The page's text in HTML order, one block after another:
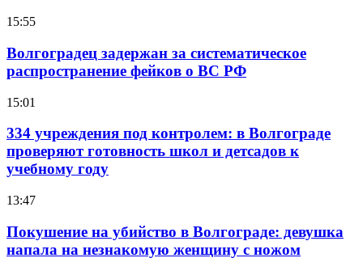
15:55
Волгоградец задержан за систематическое
распространение фейков о ВС РФ
15:01
334 учреждения под контролем: в Волгограде
проверяют готовность школ и детсадов к
учебному году
13:47
Покушение на убийство в Волгограде: девушка
напала на незнакомую женщину с ножом